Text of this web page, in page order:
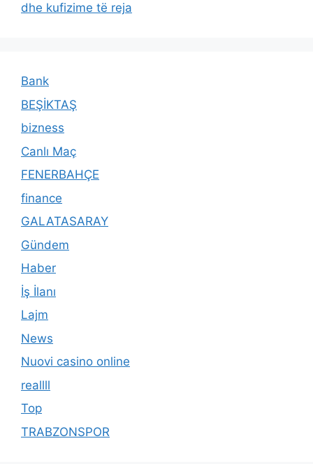
dhe kufizime të reja
Bank
BEŞİKTAŞ
bizness
Canlı Maç
FENERBAHÇE
finance
GALATASARAY
Gündem
Haber
İş İlanı
Lajm
News
Nuovi casino online
reallll
Top
TRABZONSPOR